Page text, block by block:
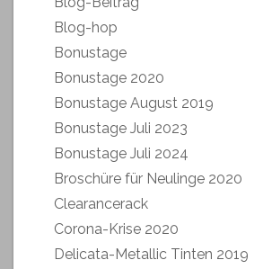
Blog-hop
Bonustage
Bonustage 2020
Bonustage August 2019
Bonustage Juli 2023
Bonustage Juli 2024
Broschüre für Neulinge 2020
Clearancerack
Corona-Krise 2020
Delicata-Metallic Tinten 2019